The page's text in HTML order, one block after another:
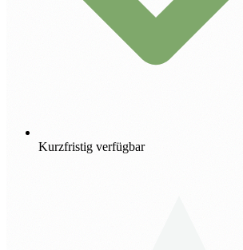
Kurzfristig verfügbar